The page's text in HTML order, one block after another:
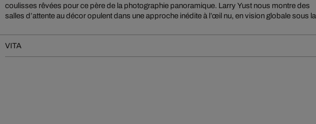
coulisses rêvées pour ce père de la photographie panoramique. Larry Yust nous montre des
salles d’attente au décor opulent dans une approche inédite à l’œil nu, en vision globale sous la
VITA